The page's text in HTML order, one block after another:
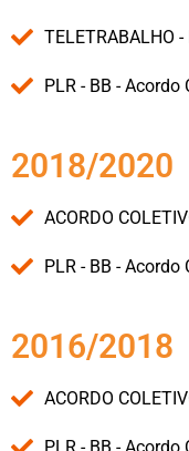
TELETRABALHO
PLR - BB -
2018/2020
ACORDO
PLR - BB -
2016/2018
ACORDO